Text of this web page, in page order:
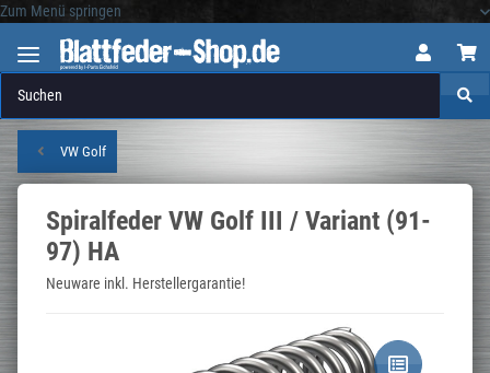
Zum Menü springen
VW Golf
Spiralfeder VW Golf III / Variant (91-
97) HA
Neuware inkl. Herstellergarantie!